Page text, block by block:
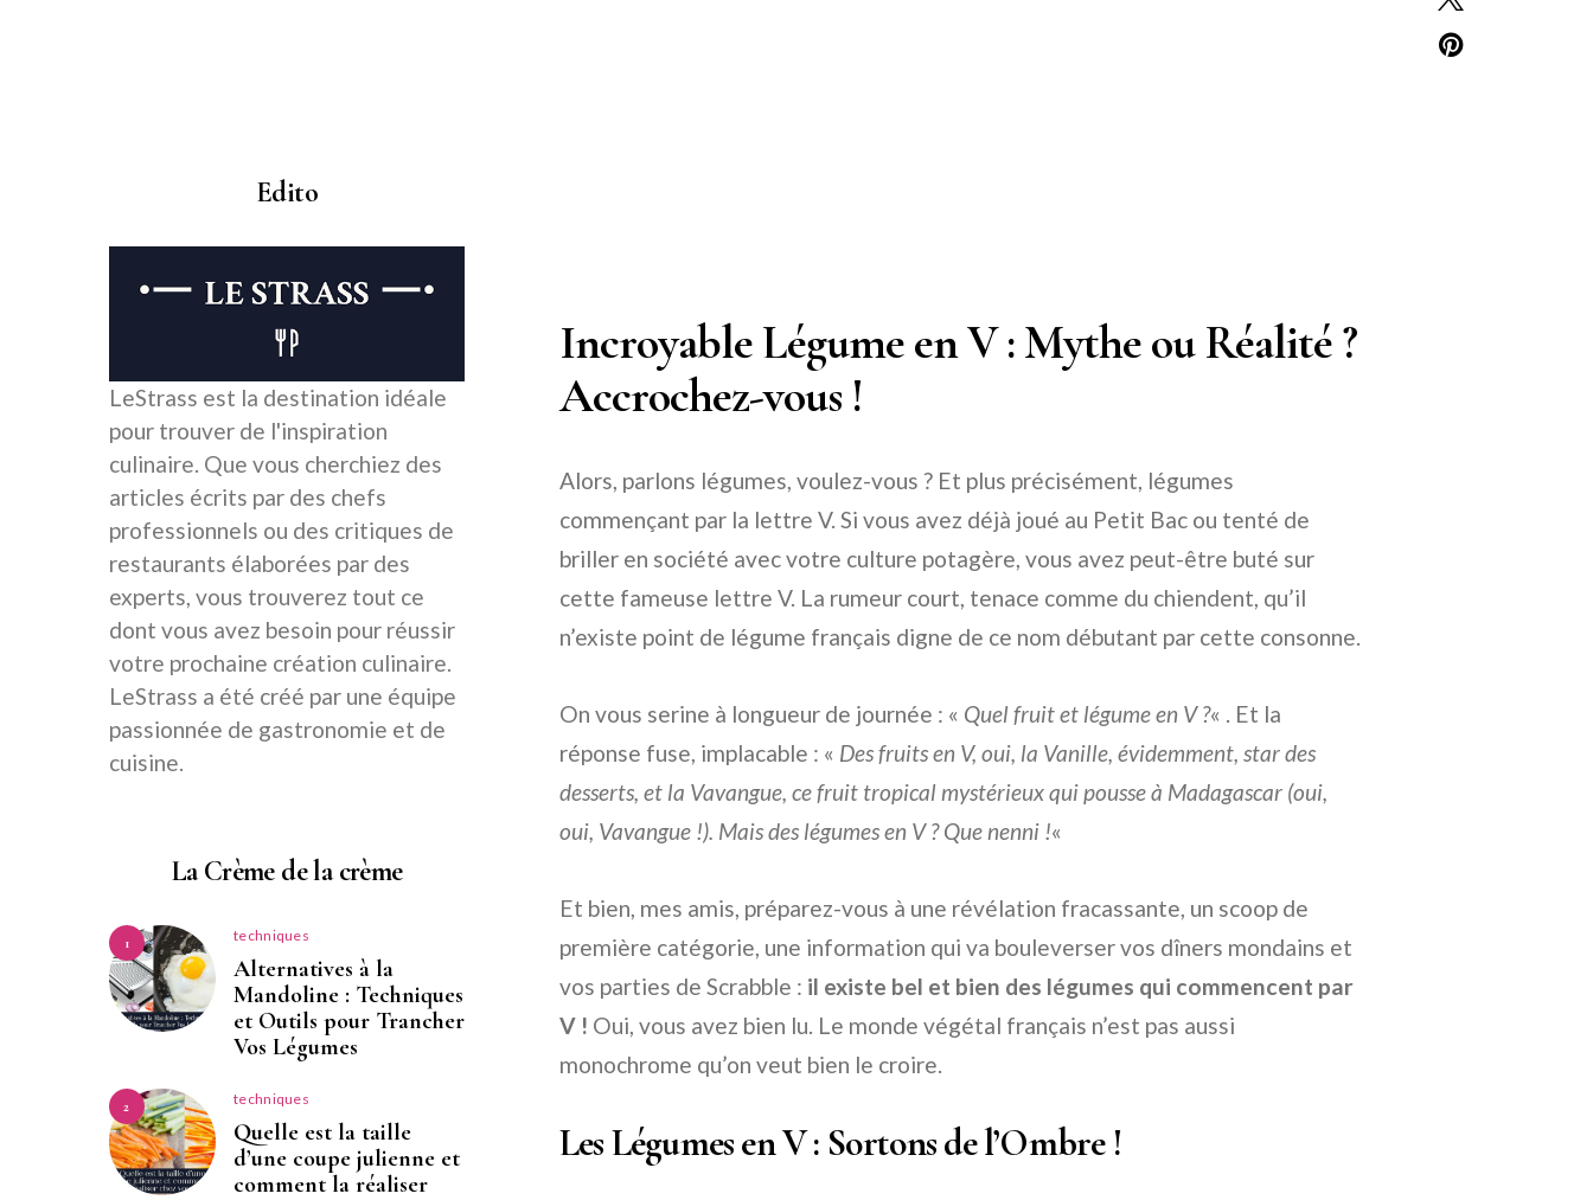
Incroyable Légume en V : Mythe ou Réalité ?
Accrochez-vous !
Alors, parlons légumes, voulez-vous ? Et plus précisément, légumes
commençant par la lettre V. Si vous avez déjà joué au Petit Bac ou tenté de
briller en société avec votre culture potagère, vous avez peut-être buté sur
cette fameuse lettre V. La rumeur court, tenace comme du chiendent, qu’il
n’existe point de légume français digne de ce nom débutant par cette consonne.
On vous serine à longueur de journée : « Quel fruit et légume en V ?« . Et la
réponse fuse, implacable : « Des fruits en V, oui, la Vanille, évidemment, star des
desserts, et la Vavangue, ce fruit tropical mystérieux qui pousse à Madagascar (oui,
oui, Vavangue !). Mais des légumes en V ? Que nenni !«
Et bien, mes amis, préparez-vous à une révélation fracassante, un scoop de
première catégorie, une information qui va bouleverser vos dîners mondains et
vos parties de Scrabble : il existe bel et bien des légumes qui commencent par
V ! Oui, vous avez bien lu. Le monde végétal français n’est pas aussi
monochrome qu’on veut bien le croire.
Les Légumes en V : Sortons de l’Ombre !
Edito
LeStrass est la destination idéale
pour trouver de l'inspiration
culinaire. Que vous cherchiez des
articles écrits par des chefs
professionnels ou des critiques de
restaurants élaborées par des
experts, vous trouverez tout ce
dont vous avez besoin pour réussir
votre prochaine création culinaire.
LeStrass a été créé par une équipe
passionnée de gastronomie et de
cuisine.
La Crème de la crème
1 techniques
Alternatives à la
Mandoline : Techniques
et Outils pour Trancher
Vos Légumes
2 techniques
Quelle est la taille
d’une coupe julienne et
comment la réaliser